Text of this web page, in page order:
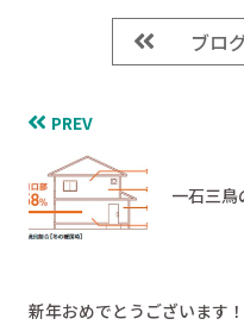
ブロ
PREV
一石三
新年おめでとうございます